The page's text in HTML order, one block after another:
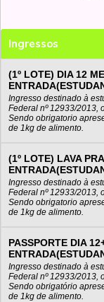
Ingressos
(1º LOTE) DIA 12
Ingresso destinado à
Federal nº 12933/2013,
Sendo obrigatorio
de 1kg de alimento.
(1º LOTE) LAVA
Ingresso destinado à
Federal nº 12933/2013,
Sendo obrigatorio
de 1kg de alimento.
PASSPORTE DIA
Ingresso destinado à
Federal nº 12933/2013,
Sendo obrigatório
de 1kg de alimento.